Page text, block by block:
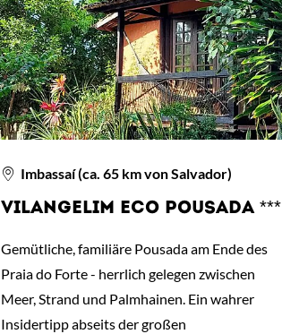
Imbassaí (ca. 65 km von Salvador)
VILANGELIM ECO POUSADA ***
Gemütliche, familiäre Pousada am Ende des
Praia do Forte - herrlich gelegen zwischen
Meer, Strand und Palmhainen. Ein wahrer
Insidertipp abseits der großen